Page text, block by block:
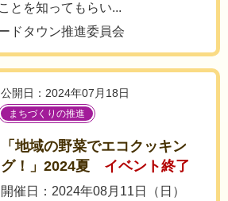
とを知ってもらい...
ドタウン推進委員会
公開日：2024年07月18日
まちづくりの推進
「地域の野菜でエコクッキン
グ！」2024夏
イベント終了
開催日：2024年08月11日（日）